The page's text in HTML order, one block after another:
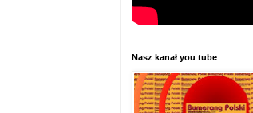
Nasz kanał you tube